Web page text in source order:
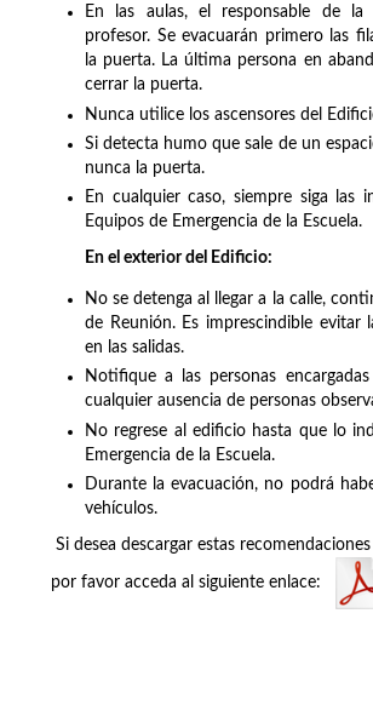
En las aulas, el responsable de la
profesor. Se evacuarán primero las
la puerta. La última persona en
cerrar la puerta.
Nunca utilice los ascensores del
Si detecta humo que sale de un
nunca la puerta.
En cualquier caso, siempre siga las
Equipos de Emergencia de la Escuela.
En el exterior del Edificio:
No se detenga al llegar a la calle,
de Reunión. Es imprescindible evitar
en las salidas.
Notifique a las personas
cualquier ausencia de personas
No regrese al edificio hasta que lo
Emergencia de la Escuela.
Durante la evacuación, no podrá
vehículos.
Si desea descargar estas
por favor acceda al siguiente enlace: